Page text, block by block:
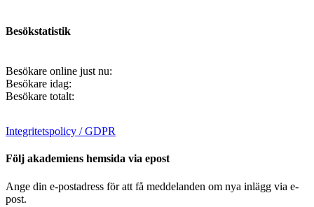
Besökstatistik
Besökare online just nu:
Besökare idag:
Besökare totalt:
Integritetspolicy / GDPR
Följ akademiens hemsida via epost
Ange din e-postadress för att få meddelanden om nya inlägg via e-
post.